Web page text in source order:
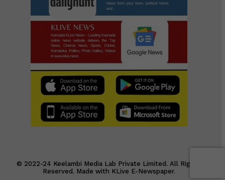
© 2022-24 Keelambi Media Lab Private Limited. All Rights
Reserved. Made with KLive E-Newspaper.